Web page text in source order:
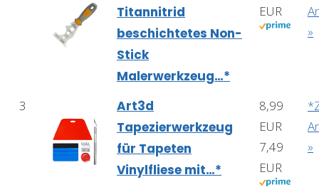
Titannitrid
beschichtetes Non-
Stick
Malerwerkzeug…*
EUR
»
3
Art3d
Tapezierwerkzeug
für Tapeten
Vinylfliese mit…*
8,99
EUR
7,49
EUR
»